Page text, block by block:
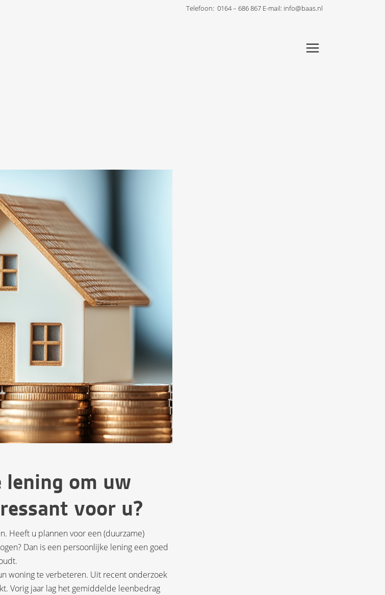
Telefoon: 0164 – 686 867 E-mail: info@baas.nl
lening om uw
voor u?
Heeft u plannen voor een (duurzame)
Dan is een persoonlijke lening een goed
woning te verbeteren. Uit recent onderzoek
Vorig jaar lag het gemiddelde leenbedrag